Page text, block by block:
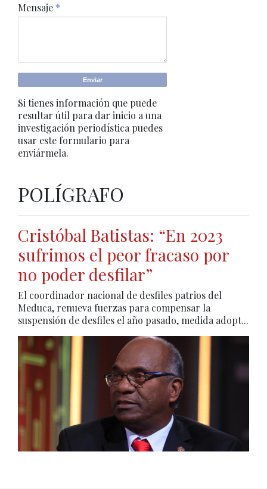
Mensaje *
Si tienes información que puede
resultar útil para dar inicio a una
investigación periodística puedes
usar este formulario para
enviármela.
POLÍGRAFO
Cristóbal Batistas: “En 2023
sufrimos el peor fracaso por
no poder desfilar”
El coordinador nacional de desfiles patrios del
Meduca, renueva fuerzas para compensar la
suspensión de desfiles el año pasado, medida adopt...